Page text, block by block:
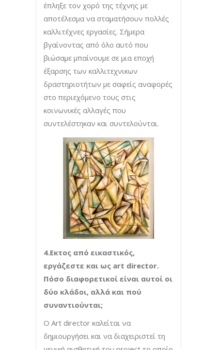
έπληξε τον χορό της τέχνης με
αποτέλεσμα να σταματήσουν πολλές
καλλιτέχνες εργασίες. Σήμερα
βγαίνοντας από όλο αυτό που
βιώσαμε μπαίνουμε σε μια εποχή
έξαρσης των καλλιτεχνικων
δραστηριοτήτων με σαφείς αναφορές
στο περιεχόμενο τους στις
κοινωνικές αλλαγές που
συντελέστηκαν και συντελούνται.
4.Εκτος από εικαστικός,
εργάζεστε και ως art director.
Πόσο διαφορετικοί είναι αυτοί οι
δύο κλάδοι, αλλά και πού
συναντιούνται;
Ο Art director καλείται να
δημιουργήσει και να διαχειριστεί τη